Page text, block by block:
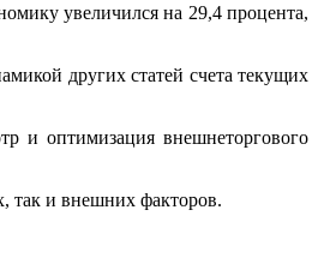
увеличился на 29,4 процента,
других статей счета текущих
и оптимизация внешнеторгового
так и внешних факторов.